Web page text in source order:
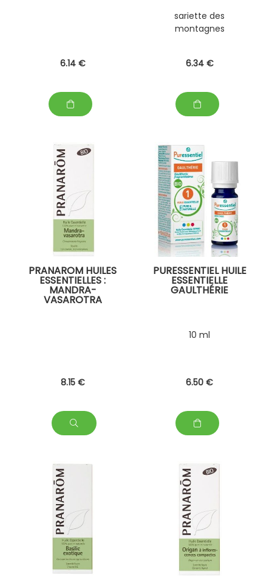
6.14 €
sariette des
montagnes
6.34 €
PRANAROM HUILES
ESSENTIELLES :
MANDRA-
VASAROTRA
8.15 €
PURESSENTIEL HUILE
ESSENTIELLE
GAULTHÉRIE
10 ml
6.50 €